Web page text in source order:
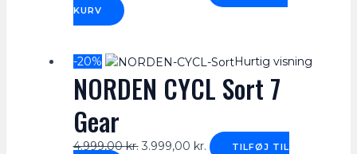
KURV
-20% Hurtig visning
NORDEN CYCL Sort 7
Gear
4.999,00kr. 3.999,00 kr.
TILFØJ TIL